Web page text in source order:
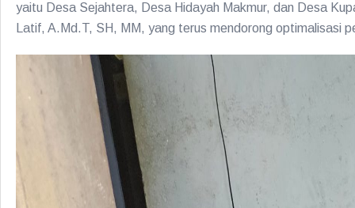
yaitu Desa Sejahtera, Desa Hidayah Makmur, dan Desa
Latif, A.Md.T, SH, MM, yang terus mendorong optimalisasi